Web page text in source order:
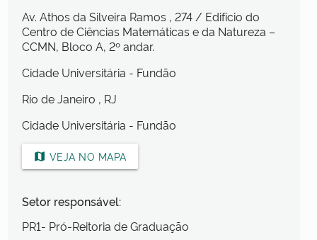
Av. Athos da Silveira Ramos , 274 / Edifício do
Centro de Ciências Matemáticas e da Natureza –
CCMN, Bloco A, 2º andar.
Cidade Universitária - Fundão
Rio de Janeiro , RJ
Cidade Universitária - Fundão
map VEJA NO MAPA
Setor responsável:
PR1- Pró-Reitoria de Graduação